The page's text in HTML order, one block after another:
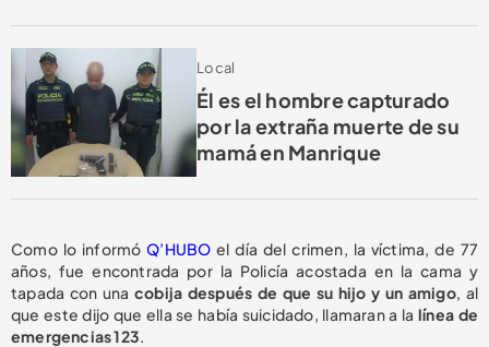
Local
Él es el hombre capturado
por la extraña muerte de su
mamá en Manrique
Como lo informóQ’HUBO el día del crimen, la víctima, de 77
años, fue encontrada por la Policía acostada en la cama y
tapada con unacobija después de que su hijo y un amigo, al
que este dijo que ella se había suicidado, llamaran a lalínea de
emergencias 123.